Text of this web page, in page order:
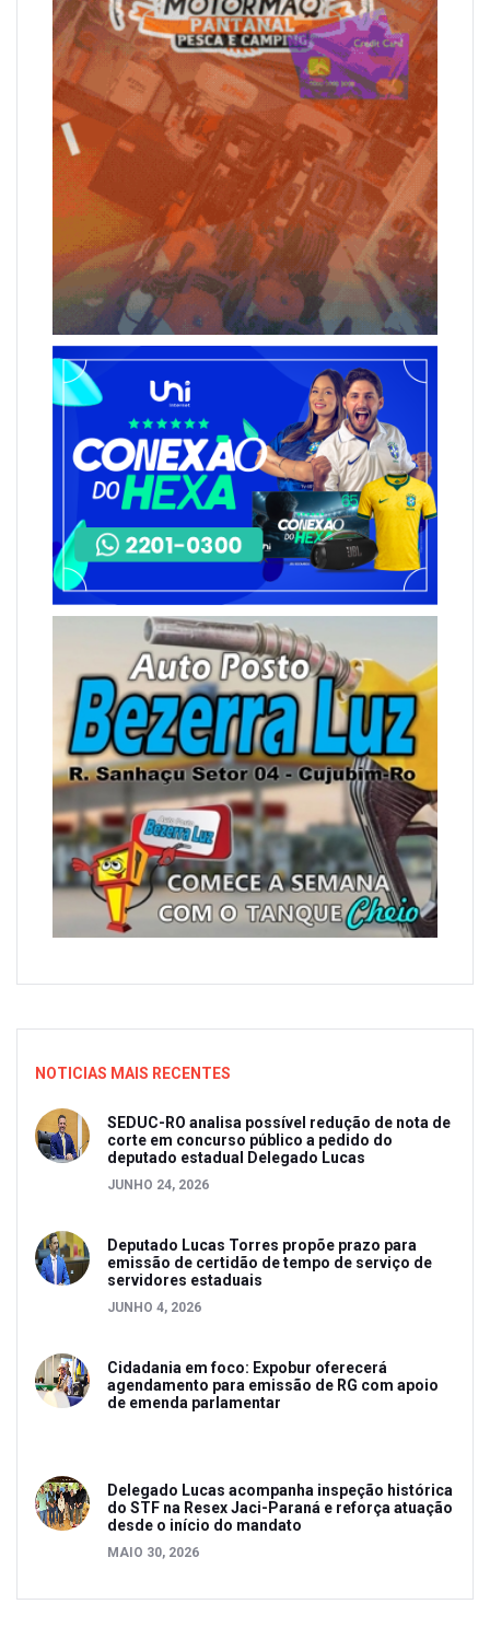
NOTICIAS MAIS RECENTES
SEDUC-RO analisa possível redução de nota de
corte em concurso público a pedido do
deputado estadual Delegado Lucas
JUNHO 24, 2026
Deputado Lucas Torres propõe prazo para
emissão de certidão de tempo de serviço de
servidores estaduais
JUNHO 4, 2026
Cidadania em foco: Expobur oferecerá
agendamento para emissão de RG com apoio
de emenda parlamentar
Delegado Lucas acompanha inspeção histórica
do STF na Resex Jaci-Paraná e reforça atuação
desde o início do mandato
MAIO 30, 2026